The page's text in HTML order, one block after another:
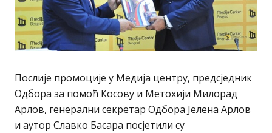
Послије промоције у Медија центру, предсједник
Одбора за помоћ Косову и Метохији Милорад
Арлов, генерални секретар Одбора Јелена Арлов
и аутор Славко Басара посјетили су